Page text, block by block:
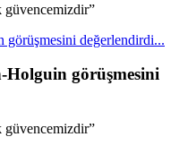
güvencemizdir”
değerlendirdi...
Holguin görüşmesini
güvencemizdir”